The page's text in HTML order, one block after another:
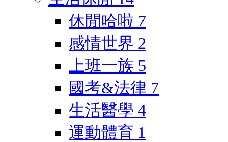
休閒哈啦 7
感情世界 2
上班一族 5
國考&法律 7
生活醫學 4
運動體育 1